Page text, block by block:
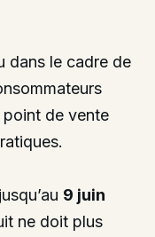
dans le cadre de
de vente
9 juin
ne doit plus